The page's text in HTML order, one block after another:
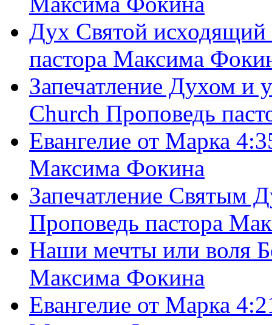
Дух Святой
пастора Максима
Запечатление Духом и
Church Проповедь
Евангелие от Марка
Максима Фокина
Запечатление Святым
Проповедь пастора
Наши мечты или воля
Максима Фокина
Евангелие от Марка